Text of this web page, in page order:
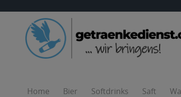
Home Bier Softdrinks Saft